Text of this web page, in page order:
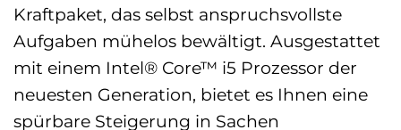
Kraftpaket, das selbst anspruchsvollste
Aufgaben mühelos bewältigt. Ausgestattet
mit einem Intel® Core™ i5 Prozessor der
neuesten Generation, bietet es Ihnen eine
spürbare Steigerung in Sachen